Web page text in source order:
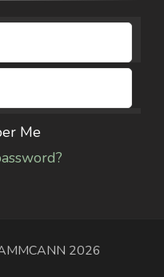
Me
2026